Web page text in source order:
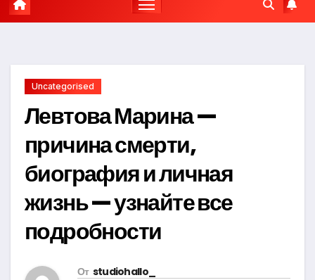
Uncategorised
Левтова Марина —
причина смерти,
биография и личная
жизнь — узнайте все
подробности
От studiohallo_